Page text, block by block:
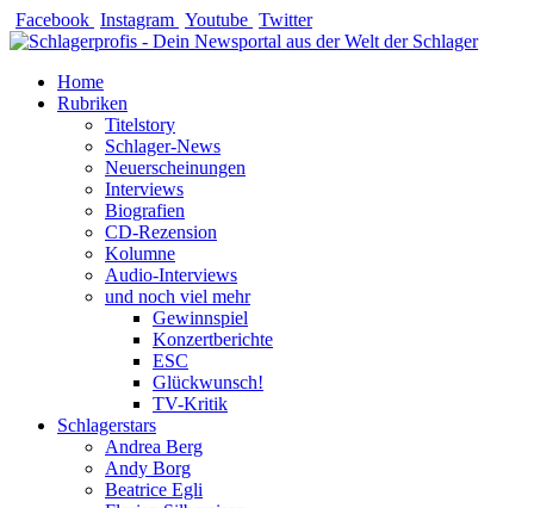
Zum
Inhalt
Facebook Instagram Youtube Twitter
Home
Rubriken
Titelstory
Schlager-News
Neuerscheinungen
Interviews
Biografien
CD-Rezension
Kolumne
Audio-Interviews
und noch viel mehr
Gewinnspiel
Konzertberichte
ESC
Glückwunsch!
TV-Kritik
Schlagerstars
Andrea Berg
Andy Borg
Beatrice Egli